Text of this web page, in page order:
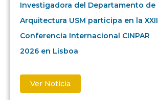
Investigadora del Departamento de
Arquitectura USM participa en la XXII
Conferencia Internacional CINPAR
2026 en Lisboa
Ver Noticia